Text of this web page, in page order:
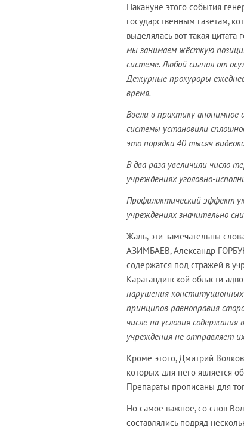
Накануне этого события
государственным газетам,
выделялась вот такая
мы занимаем жёсткую
системе. Любой сигнал от
Дежурные прокуроры
время.
Ввели в практику анонимное
системы установили
это порядка 40 тысяч
В два раза увеличили число
учреждениях уголовно-
Профилактический эффект
учреждениях значительно
Жаль, эти замечательны
АЗИМБАЕВ, Александр
содержатся под стражей в
Карагандинской области
нарушения конституционных
принципов равноправия
числе на условия содержания в
учреждения не отправляет
Кроме этого, Дмитрий
которых для него является
Препараты прописаны для
Но самое важное, со слов
составлялись подряд